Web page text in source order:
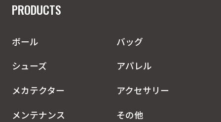
PRODUCTS
ボール
バッグ
シューズ
アパレル
メカテクター
アクセサリー
メンテナンス
その他